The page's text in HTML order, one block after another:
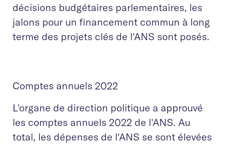
décisions budgétaires parlementaires, les
jalons pour un financement commun à long
terme des projets clés de l'ANS sont posés.
Comptes annuels 2022
L'organe de direction politique a approuvé
les comptes annuels 2022 de l'ANS. Au
total, les dépenses de l'ANS se sont élevées